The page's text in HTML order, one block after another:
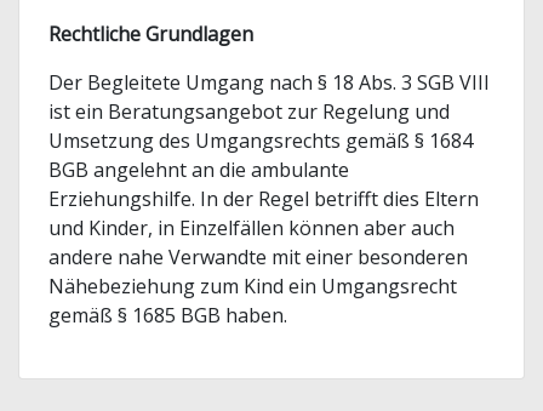
Rechtliche Grundlagen
Der Begleitete Umgang nach § 18 Abs. 3 SGB VIII
ist ein Beratungsangebot zur Regelung und
Umsetzung des Umgangsrechts gemäß § 1684
BGB angelehnt an die ambulante
Erziehungshilfe. In der Regel betrifft dies Eltern
und Kinder, in Einzelfällen können aber auch
andere nahe Verwandte mit einer besonderen
Nähebeziehung zum Kind ein Umgangsrecht
gemäß § 1685 BGB haben.